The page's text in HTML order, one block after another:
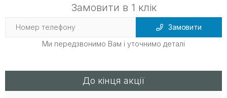
Замовити в 1 клік
Замовити
Ми передзвонимо Вам і уточнимо деталі
До кінця акції